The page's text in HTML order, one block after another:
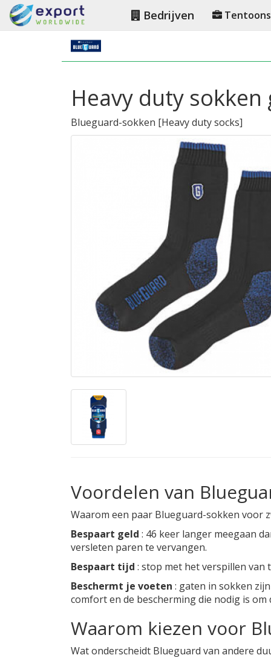
Bedrijven
Heavy duty
Blueguard-sokken [Heavy duty socks]
Voordelen van
Waarom een ​​paar Blueguard-sokken voor
Bespaart geld : 46 keer langer meegaan
versleten paren te vervangen.
Bespaart tijd : stop met het verspillen van
Beschermt je voeten : gaten in sokken
comfort en de bescherming die nodig is om
Waarom kiezen voor
Wat onderscheidt Blueguard van andere